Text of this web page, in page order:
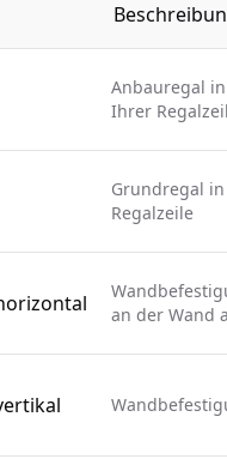
Anbauregal
Ihrer
Grundregal
Regalzeile
an der Wand